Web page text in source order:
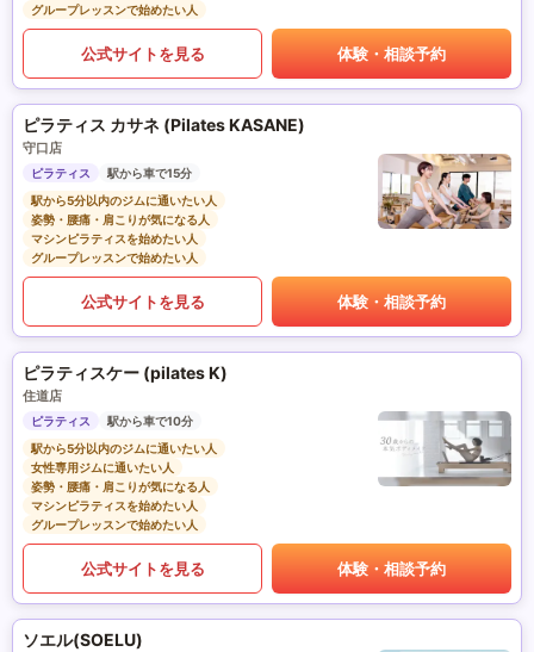
グループレッスンで始めたい人
公式サイトを見る 体験・相談予約
ピラティス カサネ (Pilates KASANE)
守口店
ピラティス
駅から車で15分
駅から5分以内のジムに通いたい人
姿勢・腰痛・肩こりが気になる人
マシンピラティスを始めたい人
グループレッスンで始めたい人
公式サイトを見る 体験・相談予約
ピラティスケー (pilates K)
住道店
ピラティス
駅から車で10分
駅から5分以内のジムに通いたい人
女性専用ジムに通いたい人
姿勢・腰痛・肩こりが気になる人
マシンピラティスを始めたい人
グループレッスンで始めたい人
公式サイトを見る 体験・相談予約
ソエル(SOELU)